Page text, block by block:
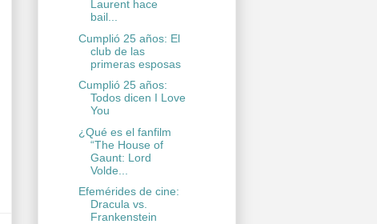
Laurent hace
bail...
Cumplió 25 años: El
club de las
primeras esposas
Cumplió 25 años:
Todos dicen I Love
You
¿Qué es el fanfilm
“The House of
Gaunt: Lord
Volde...
Efemérides de cine:
Dracula vs.
Frankenstein